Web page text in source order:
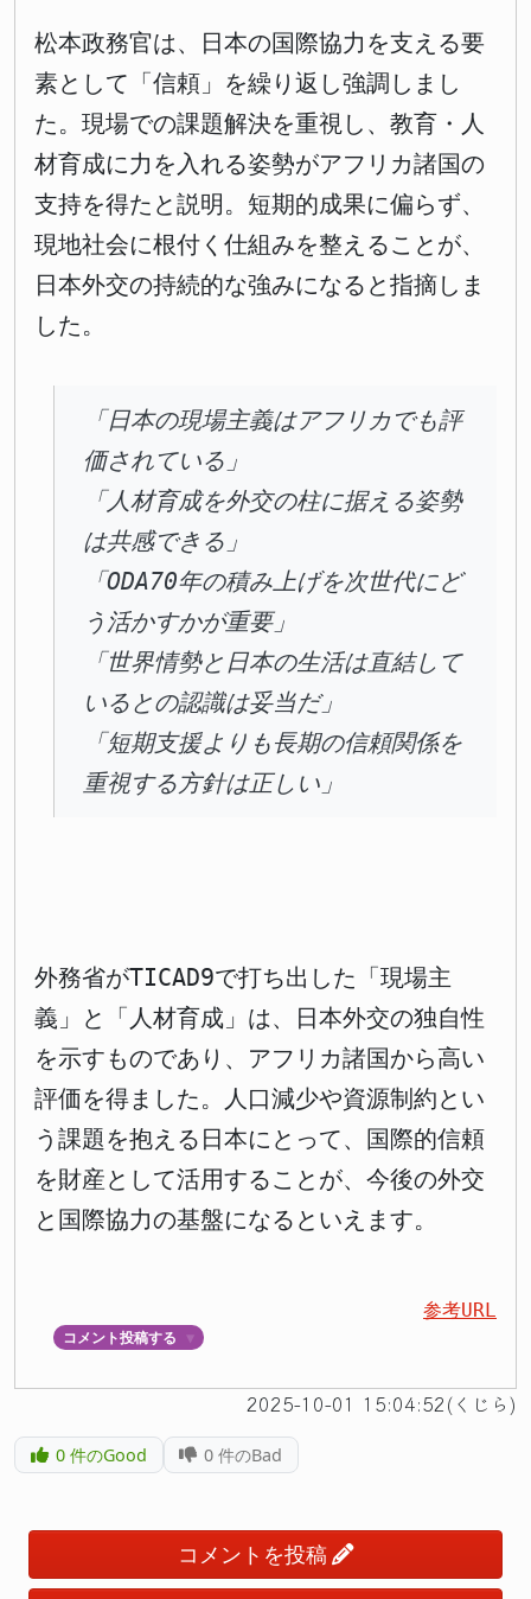
松本政務官は、日本の国際協力を支える要
素として「信頼」を繰り返し強調しまし
た。現場での課題解決を重視し、教育・人
材育成に力を入れる姿勢がアフリカ諸国の
支持を得たと説明。短期的成果に偏らず、
現地社会に根付く仕組みを整えることが、
日本外交の持続的な強みになると指摘しま
した。
「日本の現場主義はアフリカでも評
価されている」
「人材育成を外交の柱に据える姿勢
は共感できる」
「ODA70年の積み上げを次世代にど
う活かすかが重要」
「世界情勢と日本の生活は直結して
いるとの認識は妥当だ」
「短期支援よりも長期の信頼関係を
重視する方針は正しい」
外務省がTICAD9で打ち出した「現場主
義」と「人材育成」は、日本外交の独自性
を示すものであり、アフリカ諸国から高い
評価を得ました。人口減少や資源制約とい
う課題を抱える日本にとって、国際的信頼
を財産として活用することが、今後の外交
と国際協力の基盤になるといえます。
参考URL
コメント投稿する ▼
2025-10-01 15:04:52(くじら)
0件のGood 0 件のBad
コメントを投稿